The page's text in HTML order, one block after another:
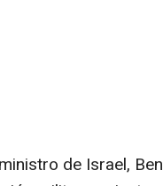
de Israel,